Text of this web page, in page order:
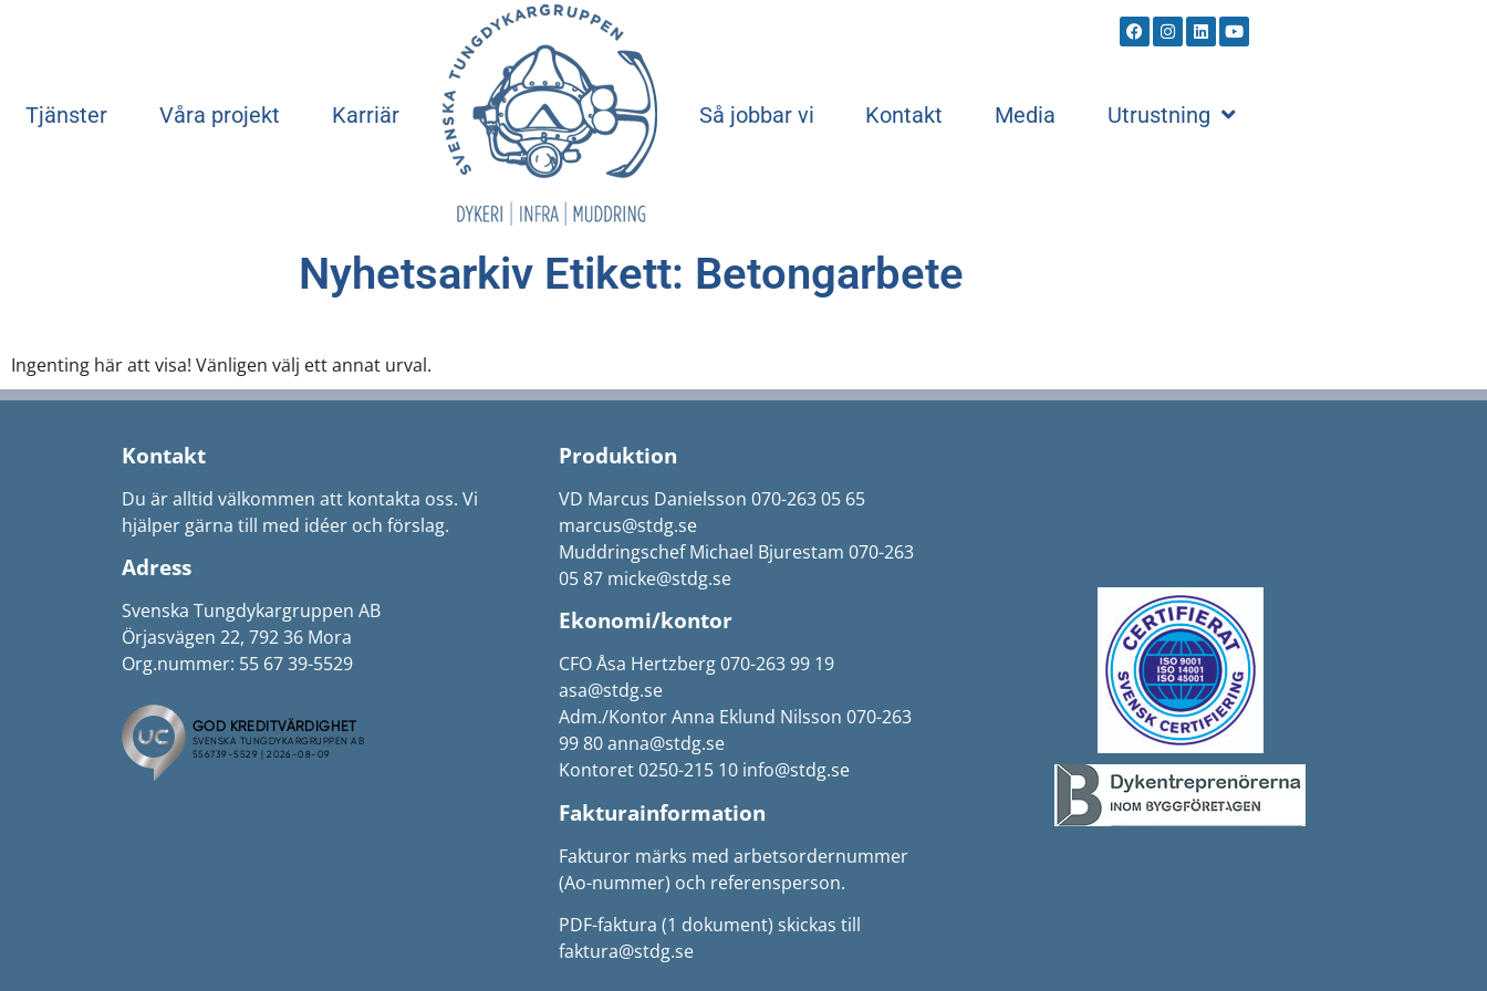
Tjänster Våra projekt Karriär Start Så jobbar vi Kontakt Media Utrustning
Nyhetsarkiv Etikett: Betongarbete
Ingenting här att visa! Vänligen välj ett annat urval.
Kontakt
Du är alltid välkommen att kontakta oss. Vi
hjälper gärna till med idéer och förslag.
Adress
Svenska Tungdykargruppen AB
Örjasvägen 22, 792 36 Mora
Org.nummer: 55 67 39-5529
Produktion
VD Marcus Danielsson 070-263 05 65
marcus@stdg.se
Muddringschef Michael Bjurestam 070-263
05 87 micke@stdg.se
Ekonomi/kontor
CFO Åsa Hertzberg 070-263 99 19
asa@stdg.se
Adm./Kontor Anna Eklund Nilsson 070-263
99 80 anna@stdg.se
Kontoret 0250-215 10 info@stdg.se
Fakturainformation
Fakturor märks med arbetsordernummer
(Ao-nummer) och referensperson.
PDF-faktura (1 dokument) skickas till
faktura@stdg.se